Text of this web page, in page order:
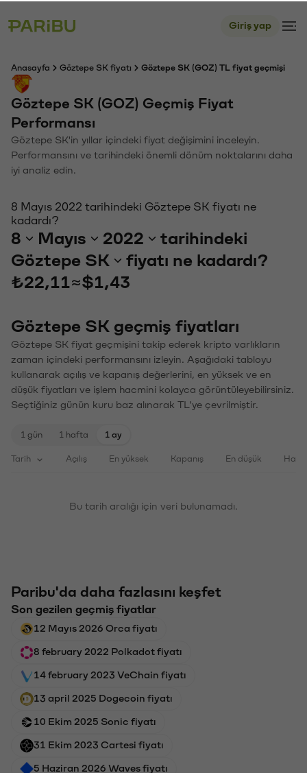
Giriş yap
Anasayfa Göztepe SK fiyatı Göztepe SK (GOZ) TL fiyat geçmişi
Göztepe SK (GOZ) Geçmiş Fiyat
Performansı
Göztepe SK'in yıllar içindeki fiyat değişimini inceleyin.
Performansını ve tarihindeki önemli dönüm noktalarını daha
iyi analiz edin.
8 Mayıs 2022 tarihindeki Göztepe SK fiyatı ne
kadardı?
8 Mayıs 2022
tarihindeki
Göztepe SK
fiyatı ne kadardı?
₺22,11 ≈$1,43
Göztepe SK geçmiş fiyatları
Göztepe SK fiyat geçmişini takip ederek kripto varlıkların
zaman içindeki performansını izleyin. Aşağıdaki tabloyu
kullanarak açılış ve kapanış değerlerini, en yüksek ve en
düşük fiyatları ve işlem hacmini kolayca görüntüleyebilirsiniz.
Seçtiğiniz günün kuru baz alınarak TL'ye çevrilmiştir.
1 gün 1 hafta 1 ay
Tarih Açılış En yüksek Kapanış En düşük
Bu tarih aralığı için veri bulunamadı.
Paribu'da daha fazlasını keşfet
Son gezilen geçmiş fiyatlar
12 Mayıs 2026 Orca fiyatı
8 february 2022 Polkadot fiyatı
14 february 2023 VeChain fiyatı
13 april 2025 Dogecoin fiyatı
10 Ekim 2025 Sonic fiyatı
31 Ekim 2023 Cartesi fiyatı
5 Haziran 2026 Waves fiyatı